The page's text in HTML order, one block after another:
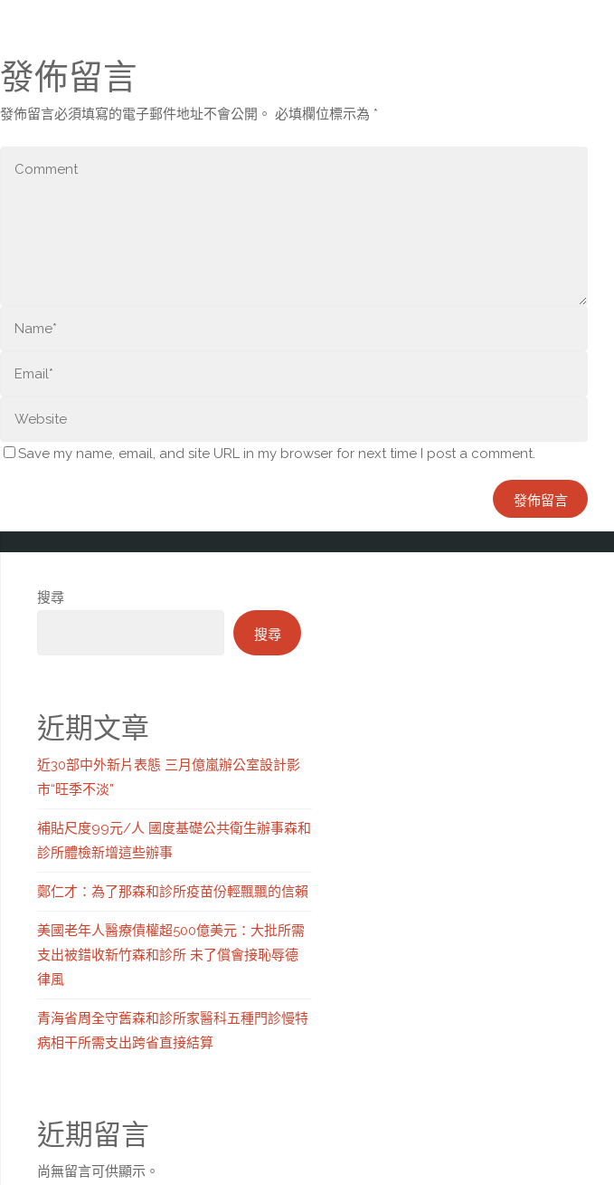
發佈留言
發佈留言必須填寫的電子郵件地址不會公開。 必填欄位標示為 *
Save my name, email, and site URL in my browser for next time I post a comment.
搜尋
搜尋
近期文章
近30部中外新片表態 三月億嵐辦公室設計影
市“旺季不淡”
補貼尺度99元/人 國度基礎公共衛生辦事森和
診所體檢新增這些辦事
鄭仁才：為了那森和診所疫苗份輕飄飄的信賴
美國老年人醫療債權超500億美元：大批所需
支出被錯收新竹森和診所 未了償會接恥辱德
律風
青海省周全守舊森和診所家醫科五種門診慢特
病相干所需支出跨省直接結算
近期留言
尚無留言可供顯示。